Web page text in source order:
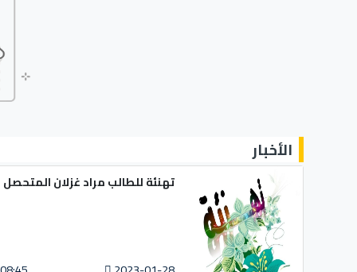
الأخبار
تهنئة للطالب مراد غزلان